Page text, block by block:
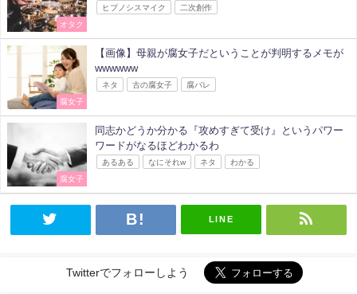
オタク
ヒプノシスマイク 二次創作
腐女子
【画像】母親が腐女子だということが判明するメモが
wwwwww
ネタ 古の腐女子 腐バレ
腐女子
同志かどうか分かる『攻めすぎて受け』というパワー
ワードがなるほどわかるわ
あるある なにそれw ネタ わかる
LINE
Twitterでフォローしよう